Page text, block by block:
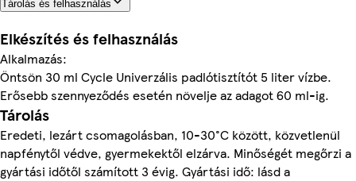
Tárolás és felhasználás
Elkészítés és felhasználás
Alkalmazás:
Öntsön 30 ml Cycle Univerzális padlótisztítót 5 liter vízbe.
Erősebb szennyeződés esetén növelje az adagot 60 ml-ig.
Tárolás
Eredeti, lezárt csomagolásban, 10-30°C között, közvetlenül
napfénytől védve, gyermekektől elzárva. Minőségét megőrzi a
gyártási időtől számított 3 évig. Gyártási idő: lásd a